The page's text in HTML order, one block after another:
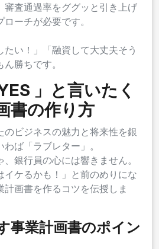
審査通過率をググッと引き上げ
ーチが必要です。
たい！」「融資して大丈夫そう
勝ちです。
」と言いたく
書の作り方
のビジネスの魅力と将来性を銀
ば「ラブレター」。
銀行員の心には響きません。
イケるかも！」と前のめりにな
計画書を作るコツを伝授しま
事業計画書のポイン